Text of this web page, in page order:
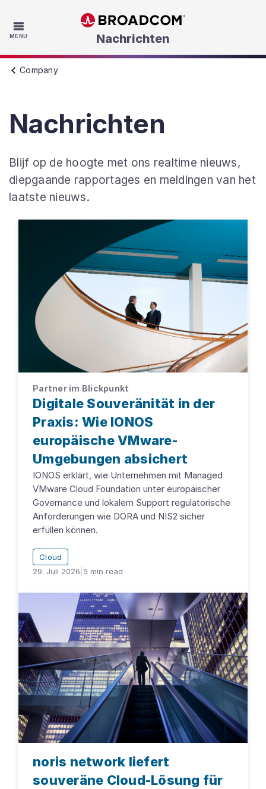
MENU Skip to main content
Nachrichten
Company
Nachrichten
Blijf op de hoogte met ons realtime nieuws,
diepgaande rapportages en meldingen van het
laatste nieuws.
Partner im Blickpunkt
Digitale Souveränität in der
Praxis: Wie IONOS
europäische VMware-
Umgebungen absichert
IONOS erklärt, wie Unternehmen mit Managed
VMware Cloud Foundation unter europäischer
Governance und lokalem Support regulatorische
Anforderungen wie DORA und NIS2 sicher
erfüllen können.
Cloud
29. Juli 2026 5 min read
noris network liefert
souveräne Cloud-Lösung für